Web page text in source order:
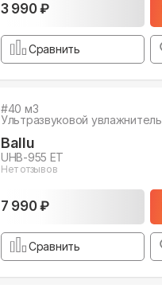
3 990 ₽
Сравнить
#40 м3
Ультразвуковой увлажнитель
Ballu
UHB-955 ET
Нет отзывов
7 990 ₽
Сравнить